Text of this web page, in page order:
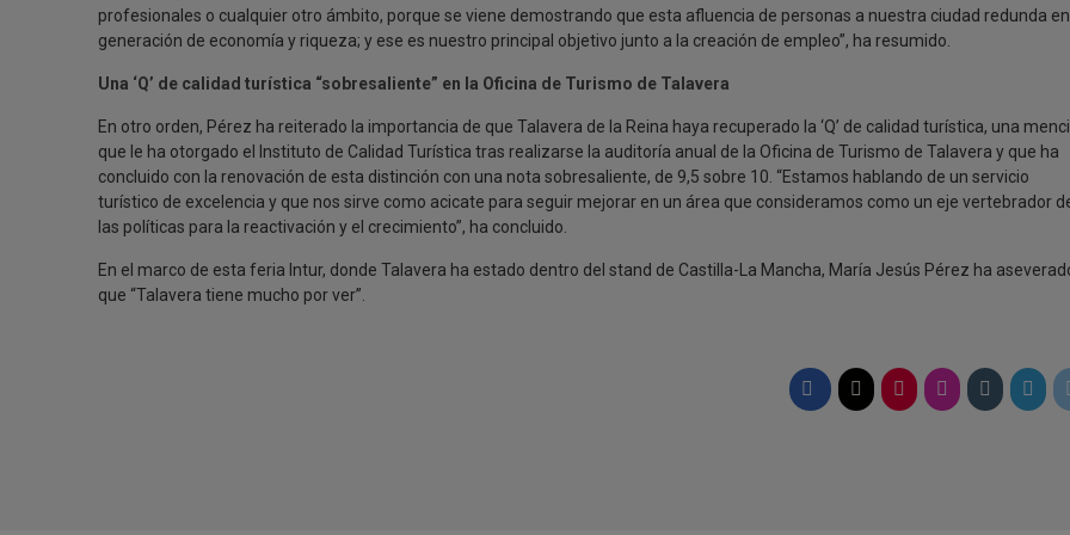
profesionales o cualquier otro ámbito, porque se viene demostrando que esta afluencia de personas a nuestra ciudad redunda
generación de economía y riqueza; y ese es nuestro principal objetivo junto a la creación de empleo”, ha resumido.
Una ‘Q’ de calidad turística “sobresaliente” en la Oficina de Turismo de Talavera
En otro orden, Pérez ha reiterado la importancia de que Talavera de la Reina haya recuperado la ‘Q’ de calidad turística, una
que le ha otorgado el Instituto de Calidad Turística tras realizarse la auditoría anual de la Oficina de Turismo de Talavera y que ha
concluido con la renovación de esta distinción con una nota sobresaliente, de 9,5 sobre 10. “Estamos hablando de un servicio
turístico de excelencia y que nos sirve como acicate para seguir mejorar en un área que consideramos como un eje vertebrador
las políticas para la reactivación y el crecimiento”, ha concluido.
En el marco de esta feria Intur, donde Talavera ha estado dentro del stand de Castilla-La Mancha, María Jesús Pérez ha
que “Talavera tiene mucho por ver”.